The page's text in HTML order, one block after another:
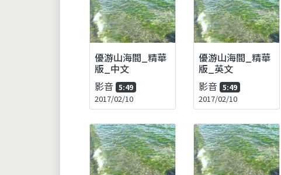
優游山海間_精華
版_中文
影音 5:49
2017/02/10
優游山海間_精華
版_英文
影音 5:49
2017/02/10